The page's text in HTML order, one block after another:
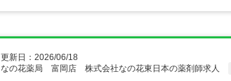
更新日：2026/06/18
なの花薬局 富岡店 株式会社なの花東日本の薬剤師求人